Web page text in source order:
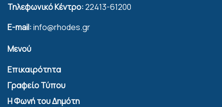
Τηλεφωνικό Κέντρο:22413-61200
E-mail:info@rhodes.gr
Μενού
Επικαιρότητα
Γραφείο Τύπου
Η Φωνή του Δημότη